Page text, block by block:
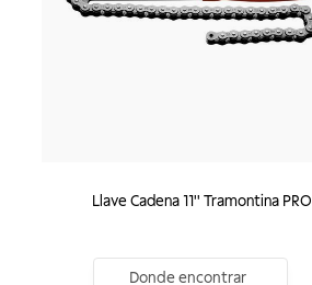
Llave Cadena 11'' Tramontina PRO
Donde encontrar